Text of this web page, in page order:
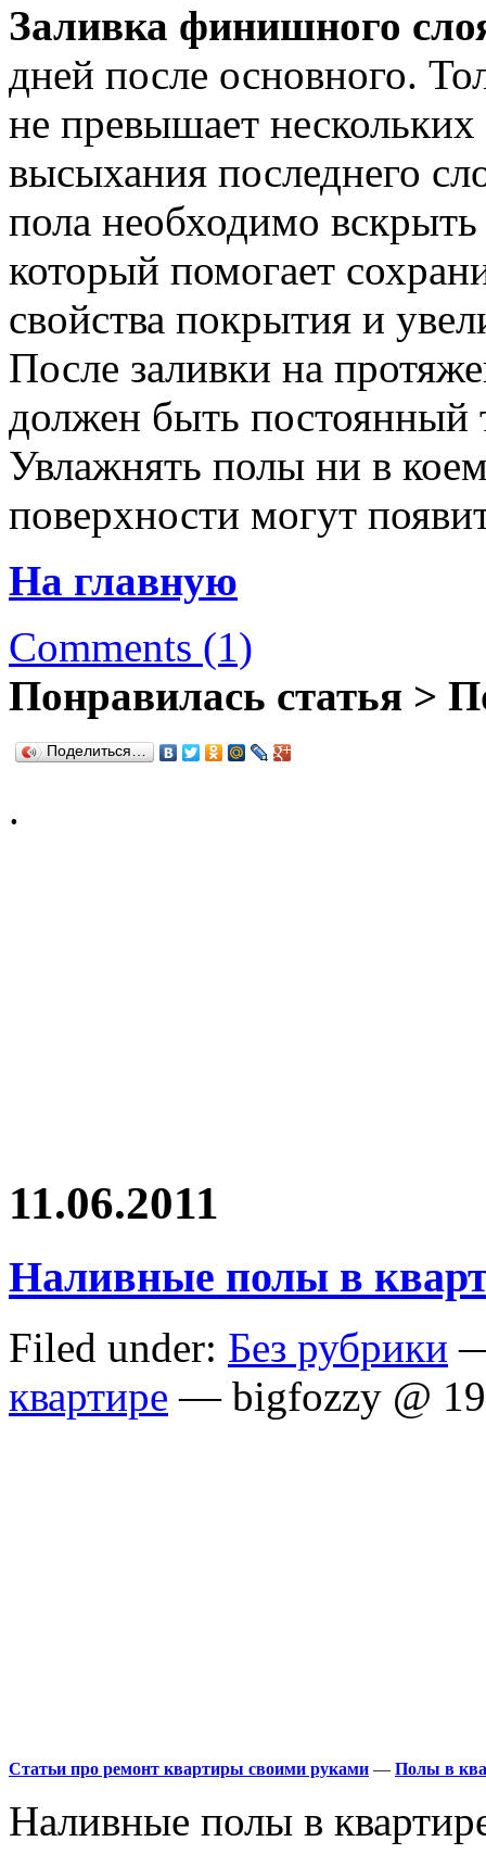
Заливка финишного
дней после основного.
не превышает
высыхания последнего
пола необходимо
который помогает
свойства покрытия и
После заливки на
должен быть
Увлажнять полы ни в
поверхности могут
На главную
Comments (1)
Понравилась статья >
Поделиться…
.
11.06.2011
Наливные полы в
Filed under: Без рубрики
квартире — bigfozzy @
Статьи про ремонт квартиры своими руками — Полы в
Наливные полы в